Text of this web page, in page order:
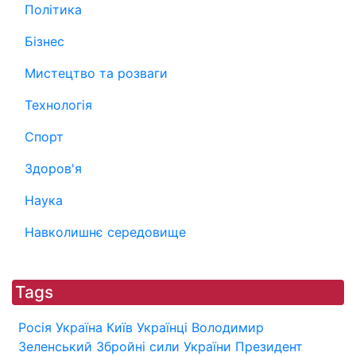
Політика
Бізнес
Мистецтво та розваги
Технологія
Спорт
Здоров'я
Наука
Навколишнє середовище
Tags
Росія Україна Київ Українці Володимир
Зеленський Збройні сили України Президент